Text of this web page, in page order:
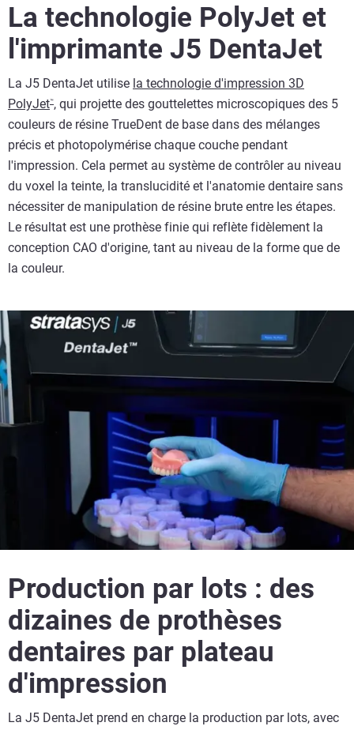
La technologie PolyJet et
l'imprimante J5 DentaJet
La J5 DentaJet utilise la technologie d'impression 3D
PolyJet™, qui projette des gouttelettes microscopiques des 5
couleurs de résine TrueDent de base dans des mélanges
précis et photopolymérise chaque couche pendant
l'impression. Cela permet au système de contrôler au niveau
du voxel la teinte, la translucidité et l'anatomie dentaire sans
nécessiter de manipulation de résine brute entre les étapes.
Le résultat est une prothèse finie qui reflète fidèlement la
conception CAO d'origine, tant au niveau de la forme que de
la couleur.
Production par lots : des
dizaines de prothèses
dentaires par plateau
d'impression
La J5 DentaJet prend en charge la production par lots, avec